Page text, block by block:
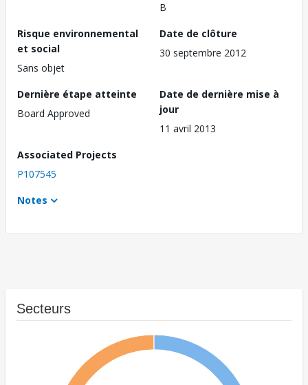
B
Risque environnemental
et social
Sans objet
Date de clôture
30 septembre 2012
Dernière étape atteinte
Board Approved
Date de dernière mise à
jour
11 avril 2013
Associated Projects
P107545
Notes
Secteurs